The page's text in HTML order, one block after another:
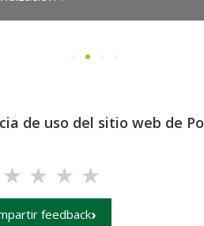
de uso del sitio web de